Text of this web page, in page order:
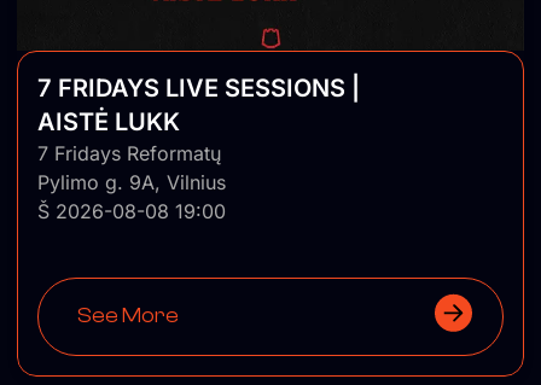
7 FRIDAYS LIVE SESSIONS |
AISTĖ LUKK
7 Fridays Reformatų
Pylimo g. 9A, Vilnius
Š 2026-08-08 19:00
See More